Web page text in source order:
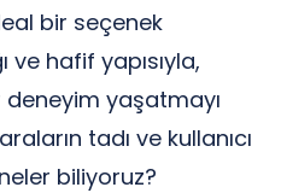
bir seçenek
ve hafif yapısıyla,
deneyim yaşatmayı
tadı ve kullanıcı
biliyoruz?